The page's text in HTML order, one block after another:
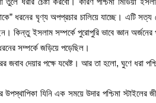
ধরনের ঘৃণ্য অপপ্রচার চালিয়ে যাচ্ছে। এটি
কিন্তু ইসলাম সম্পর্কে পুরোপুরি ভাবে জ্ঞান
সম্পর্কে জড়িয়ে পড়েছিল।
দেয়ার পক্ষে যথেষ্ট। আর তা হলো, ঘুণে ধরা
উপস্থাপিকা যিনি এক সময়ে উদার পশ্চিমা স্টাইলের